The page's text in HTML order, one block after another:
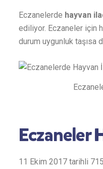
Eczanelerde hayvan
ediliyor. Eczaneler için
durum uygunluk taşısa
Eczaneler
11 Ekim 2017 tarihli